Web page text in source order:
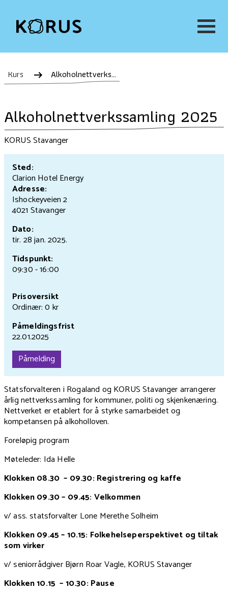
Kurs Alkoholnettverkssamling 2025
Alkoholnettverkssamling 2025
KORUS Stavanger
Sted:
Clarion Hotel Energy
Adresse:
Ishockeyveien 2
4021 Stavanger
Dato:
tir. 28 jan.2025.
Tidspunkt:
09:30 - 16:00
Prisoversikt
Ordinær: 0 kr
Påmeldingsfrist
22.01.2025
Påmelding
Statsforvalteren i Rogaland og KORUS Stavanger arrangerer
årlig nettverkssamling for kommuner, politi og skjenkenæring.
Nettverket er etablert for å styrke samarbeidet og
kompetansen på alkoholloven.
Foreløpig program
Møteleder: Ida Helle
Klokken 08.30 – 09.30: Registrering og kaffe
Klokken 09.30 – 09.45: Velkommen
v/ ass. statsforvalter Lone Merethe Solheim
Klokken 09.45 – 10.15: Folkehelseperspektivet og tiltak
som virker
v/ seniorrådgiver Bjørn Roar Vagle, KORUS Stavanger
Klokken 10.15 – 10.30: Pause